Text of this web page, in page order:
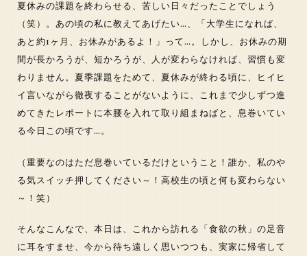
夏休みの課題を終わらせる、苦しい日々だったことでしょう
（笑）。あの頃の私に教えてあげたい…、「大学生になれば、
あと約1ヶ月、お休みがあるよ！」って…。しかし、お休みの期
間が長かろうが、短かろうが、人が変わらなければ、習慣も変
わりません。夏季課題をためて、夏休みが終わる頃に、ヒイヒ
イ言いながら徹夜することがないように、これまで少しずつ進
めてきたレポートに本腰を入れて取り組まねばと、息巻いてい
る今日この頃です…。
（重要なのはただ息巻いているだけということ！誰か、私のや
る気スイッチ押してください～！高校生の頃と何も変わらない
～！笑）
そんなこんなで、本日は、これから訪れる「食欲の秋」の足音
に耳をすませ、今から待ち遠しく思いつつも、実家に帰省して